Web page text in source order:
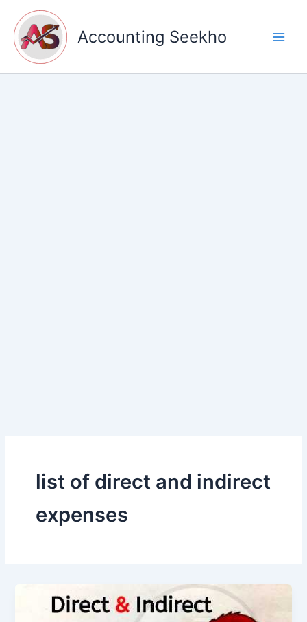
content
Accounting Seekho
list of direct and indirect
expenses